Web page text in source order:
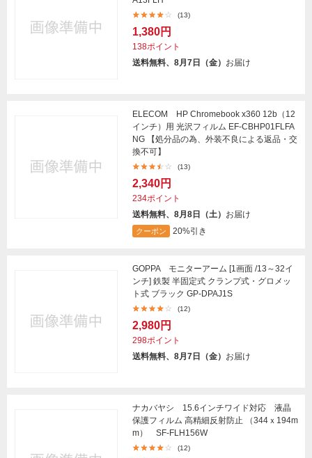
(13)
1,380円
138ポイント
送料無料、8月7日（金） お届け
ELECOM HP Chromebook x360 12b（12
インチ）用 光沢フィルム EF-CBHP01FLFA
NG 【処分品の為、外装不良による返品・交
換不可】
(13)
2,340円
234ポイント
送料無料、8月8日（土） お届け
クーポン 20%引き
GOPPA モニターアーム [1画面 /13～32イ
ンチ] 鉄製 半固定式 クランプ式・グロメッ
ト式 ブラック GP-DPAJ1S
(12)
2,980円
298ポイント
送料無料、8月7日（金） お届け
ナカバヤシ 15.6インチワイド対応 液晶
保護フィルム 高精細反射防止 （344ｘ194m
m） SF-FLH156W
(12)